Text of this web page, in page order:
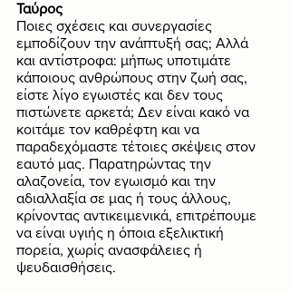
Ταύρος
Ποιες σχέσεις και συνεργασίες
εμποδίζουν την ανάπτυξή σας; Αλλά
και αντίστροφα: μήπως υποτιμάτε
κάποιους ανθρώπους στην ζωή σας,
είστε λίγο εγωιστές και δεν τους
πιστώνετε αρκετά; Δεν είναι κακό να
κοιτάμε τον καθρέφτη και να
παραδεχόμαστε τέτοιες σκέψεις στον
εαυτό μας. Παρατηρώντας την
αλαζονεία, τον εγωισμό και την
αδιαλλαξία σε μας ή τους άλλους,
κρίνοντας αντικειμενικά, επιτρέπουμε
να είναι υγιής η όποια εξελικτική
πορεία, χωρίς ανασφάλειες ή
ψευδαισθήσεις.